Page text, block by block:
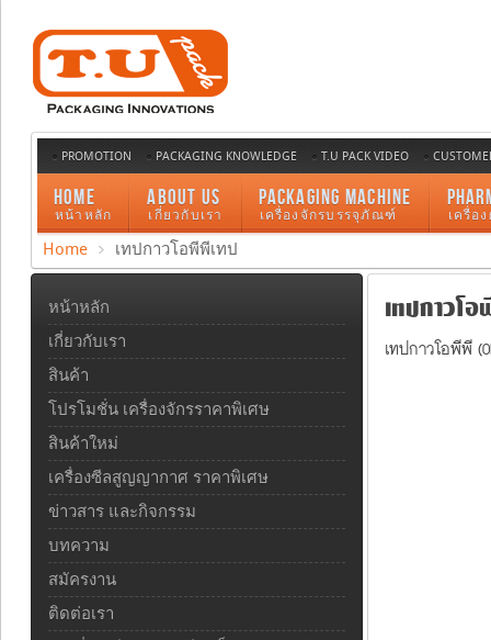
PROMOTION PACKAGING KNOWLEDGE T.U PACK VIDEO
HOME
หน้าหลัก
ABOUT US
เกี่ยวกับเรา
PACKAGING MACHINE
เครื่องจักรบรรจุภัณฑ์ เครื่อ
Home เทปกาวโอพีพีเทป
เทปกาวโอ
เทปกาวโอพีพี
หน้าหลัก
เกี่ยวกับเรา
สินค้า
โปรโมชั่น เครื่องจักรราคาพิเศษ
สินค้าใหม่
เครื่องซีลสูญญากาศ ราคาพิเศษ
ข่าวสาร และกิจกรรม
บทความ
สมัครงาน
ติดต่อเรา